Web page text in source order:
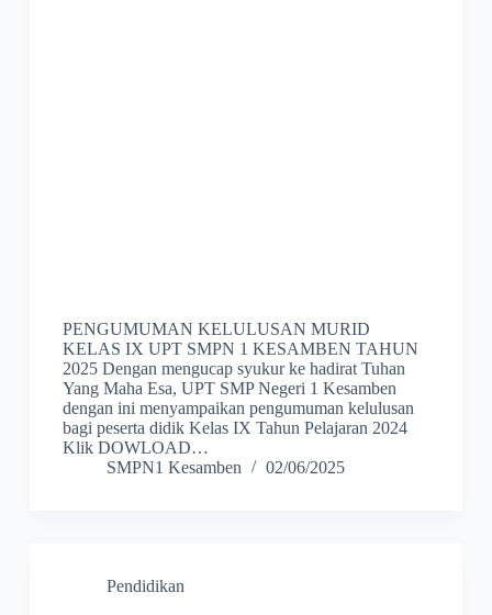
PENGUMUMAN KELULUSAN MURID
KELAS IX UPT SMPN 1 KESAMBEN TAHUN
2025 Dengan mengucap syukur ke hadirat Tuhan
Yang Maha Esa, UPT SMP Negeri 1 Kesamben
dengan ini menyampaikan pengumuman kelulusan
bagi peserta didik Kelas IX Tahun Pelajaran 2024
Klik DOWLOAD…
SMPN1 Kesamben
02/06/2025
Pendidikan